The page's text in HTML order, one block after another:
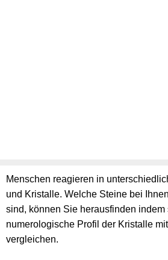
Menschen reagieren in
und Kristalle. Welche Steine bei
sind, können Sie herausfinden indem
numerologische Profil der Kristalle
vergleichen.